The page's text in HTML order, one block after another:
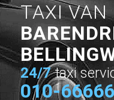
TAXI VAN
24/7 taxi
010-